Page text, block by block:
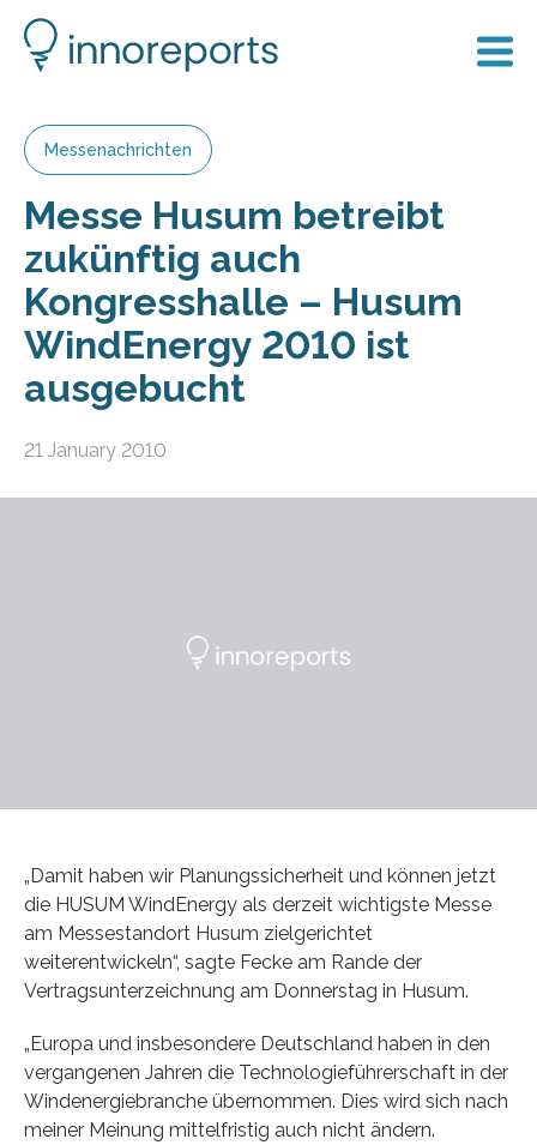
Messenachrichten
Messe Husum betreibt
zukünftig auch
Kongresshalle – Husum
WindEnergy 2010 ist
ausgebucht
21 January 2010
„Damit haben wir Planungssicherheit und können jetzt
die HUSUM WindEnergy als derzeit wichtigste Messe
am Messestandort Husum zielgerichtet
weiterentwickeln“, sagte Fecke am Rande der
Vertragsunterzeichnung am Donnerstag in Husum.
„Europa und insbesondere Deutschland haben in den
vergangenen Jahren die Technologieführerschaft in der
Windenergiebranche übernommen. Dies wird sich nach
meiner Meinung mittelfristig auch nicht ändern.